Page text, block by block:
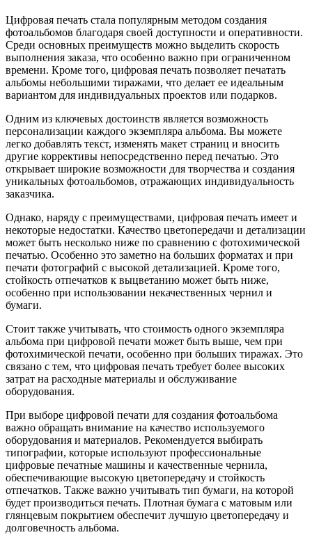
Цифровая печать стала популярным методом создания
фотоальбомов благодаря своей доступности и оперативности.
Среди основных преимуществ можно выделить скорость
выполнения заказа, что особенно важно при ограниченном
времени. Кроме того, цифровая печать позволяет печатать
альбомы небольшими тиражами, что делает ее идеальным
вариантом для индивидуальных проектов или подарков.
Одним из ключевых достоинств является возможность
персонализации каждого экземпляра альбома. Вы можете
легко добавлять текст, изменять макет страниц и вносить
другие коррективы непосредственно перед печатью. Это
открывает широкие возможности для творчества и создания
уникальных фотоальбомов, отражающих индивидуальность
заказчика.
Однако, наряду с преимуществами, цифровая печать имеет и
некоторые недостатки. Качество цветопередачи и детализации
может быть несколько ниже по сравнению с фотохимической
печатью. Особенно это заметно на больших форматах и при
печати фотографий с высокой детализацией. Кроме того,
стойкость отпечатков к выцветанию может быть ниже,
особенно при использовании некачественных чернил и
бумаги.
Стоит также учитывать, что стоимость одного экземпляра
альбома при цифровой печати может быть выше, чем при
фотохимической печати, особенно при больших тиражах. Это
связано с тем, что цифровая печать требует более высоких
затрат на расходные материалы и обслуживание
оборудования.
При выборе цифровой печати для создания фотоальбома
важно обращать внимание на качество используемого
оборудования и материалов. Рекомендуется выбирать
типографии, которые используют профессиональные
цифровые печатные машины и качественные чернила,
обеспечивающие высокую цветопередачу и стойкость
отпечатков. Также важно учитывать тип бумаги, на которой
будет производиться печать. Плотная бумага с матовым или
глянцевым покрытием обеспечит лучшую цветопередачу и
долговечность альбома.